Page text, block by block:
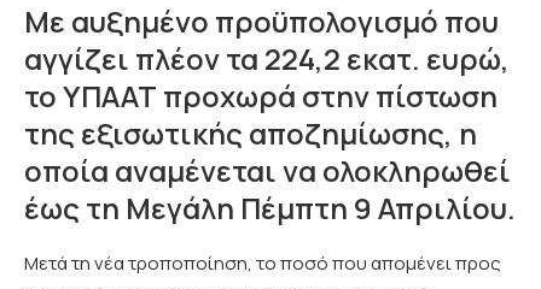
Με αυξημένο προϋπολογισμό που
αγγίζει πλέον τα 224,2 εκατ. ευρώ,
το ΥΠΑΑΤ προχωρά στην πίστωση
της εξισωτικής αποζημίωσης, η
οποία αναμένεται να ολοκληρωθεί
έως τη Μεγάλη Πέμπτη 9 Απριλίου.
Μετά τη νέα τροποποίηση, το ποσό που απομένει προς